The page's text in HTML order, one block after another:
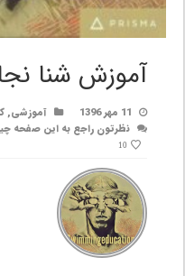
آموزش شنا
11 مهر 1396 آموزشی,
نظرتون راجع به این صفحه
10